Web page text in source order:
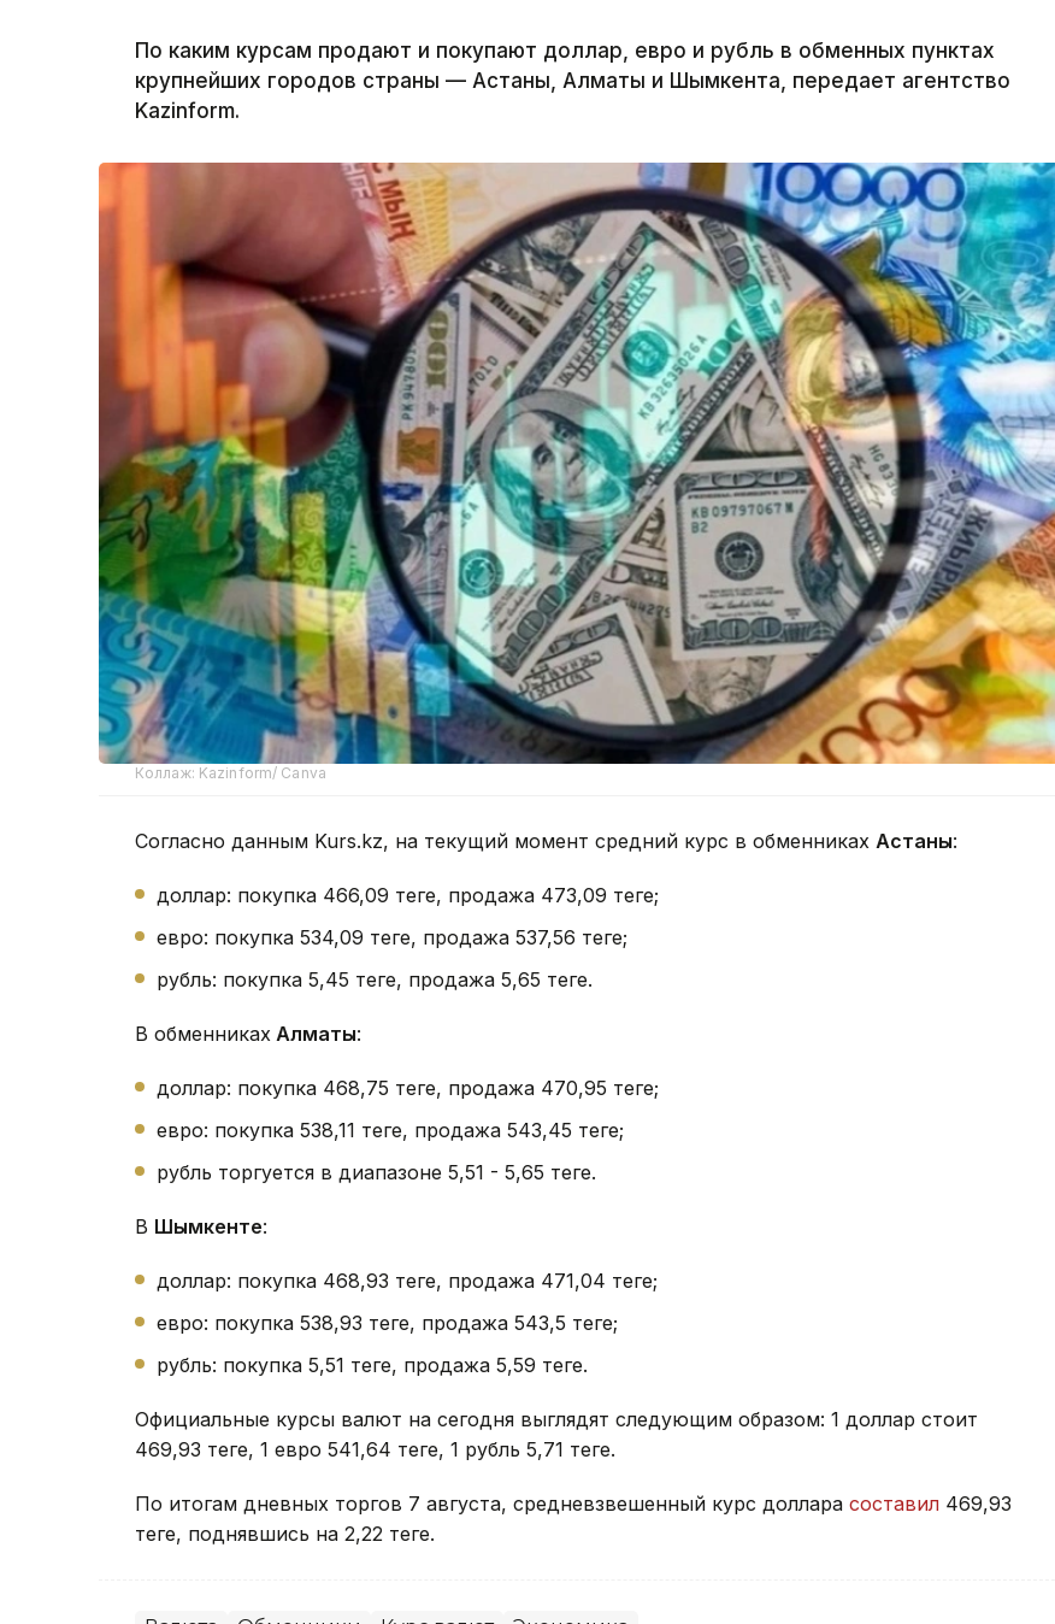
По каким курсам продают и покупают доллар, евро и рубль в обменных пунктах
крупнейших городов страны — Астаны, Алматы и Шымкента, передает агентство
Kazinform.
Коллаж: Kazinform/ Canva
Согласно данным Kurs.kz, на текущий момент средний курс в обменниках Астаны:
доллар: покупка 466,09 теңге, продажа 473,09 теңге;
евро: покупка 534,09 теңге, продажа 537,56 теңге;
рубль: покупка 5,45 теңге, продажа 5,65 теңге.
В обменниках Алматы:
доллар: покупка 468,75 теңге, продажа 470,95 теңге;
евро: покупка 538,11 теңге, продажа 543,45 теңге;
рубль торгуется в диапазоне 5,51 - 5,65 теңге.
В Шымкенте:
доллар: покупка 468,93 теңге, продажа 471,04 теңге;
евро: покупка 538,93 теңге, продажа 543,5 теңге;
рубль: покупка 5,51 теңге, продажа 5,59 теңге.
Официальные курсы валют на сегодня выглядят следующим образом: 1 доллар стоит
469,93 теңге, 1 евро 541,64 теңге, 1 рубль 5,71 теңге.
По итогам дневных торгов 7 августа, средневзвешенный курс доллара составил 469,93
теңге, поднявшись на 2,22 теңге.